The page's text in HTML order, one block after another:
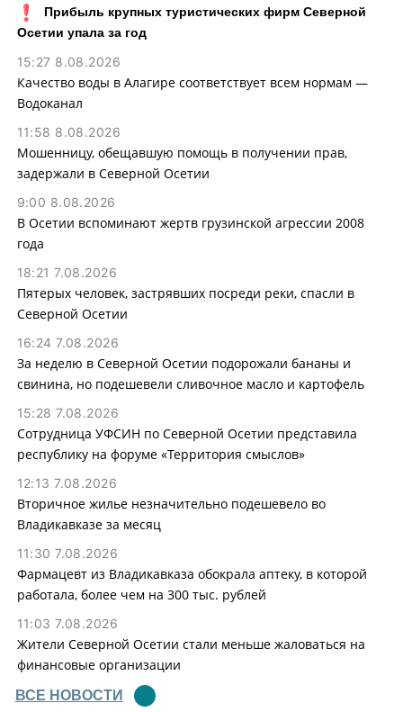
Прибыль крупных туристических фирм Северной
Осетии упала за год
15:27 8.08.2026
Качество воды в Алагире соответствует всем нормам —
Водоканал
11:58 8.08.2026
Мошенницу, обещавшую помощь в получении прав,
задержали в Северной Осетии
9:00 8.08.2026
В Осетии вспоминают жертв грузинской агрессии 2008
года
18:21 7.08.2026
Пятерых человек, застрявших посреди реки, спасли в
Северной Осетии
16:24 7.08.2026
За неделю в Северной Осетии подорожали бананы и
свинина, но подешевели сливочное масло и картофель
15:28 7.08.2026
Сотрудница УФСИН по Северной Осетии представила
республику на форуме «Территория смыслов»
12:13 7.08.2026
Вторичное жилье незначительно подешевело во
Владикавказе за месяц
11:30 7.08.2026
Фармацевт из Владикавказа обокрала аптеку, в которой
работала, более чем на 300 тыс. рублей
11:03 7.08.2026
Жители Северной Осетии стали меньше жаловаться на
финансовые организации
ВСЕ НОВОСТИ